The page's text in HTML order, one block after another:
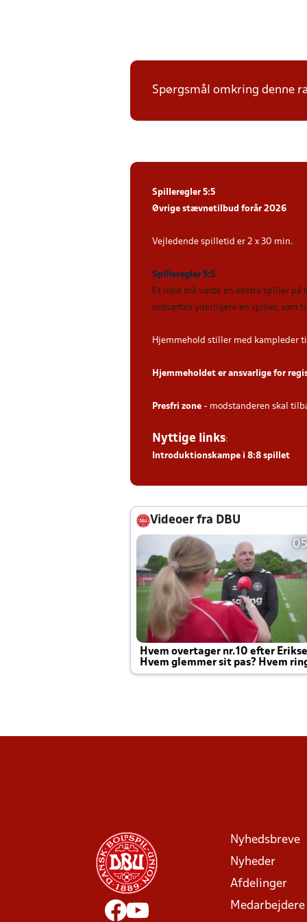
Spørgsmål omkring denne
Spilleregler 5:5
Øvrige stævnetilbud forår 2026
Vejledende spilletid er 2 x 30 min.
Spilleregler 5:5
Et hold må sætte én ekstra spiller på
indsættes yderligere en spiller, som
Hjemmehold stiller med kampleder
Hjemmeholdet er ansvarlige for
Presfri zone - modstanderen skal
Nyttige links:
Introduktionskampe i 8:8 spillet
Videoer fra DBU
Hvem overtager nr.10 efter
Hvem glemmer sit pas? Hvem
Joachim altid til efter kampe?
Nyhedsbreve
Nyheder
Afdelinger
Medarbejdere